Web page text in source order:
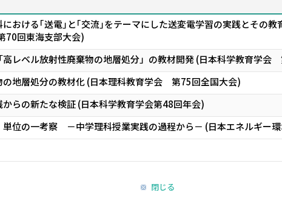
おける｢送電｣と｢交流｣をテーマにした送変電学習の実践とその
回東海支部大会)
高レベル放射性廃棄物の地層処分」の教材開発 (日本科学教育学会
の地層処分の教材化 (日本理科教育学会 第75回全国大会)
らの新たな検証 (日本科学教育学会第48回年会)
位の一考察 －中学理科授業実践の過程から－ (日本エネルギー
閉じる